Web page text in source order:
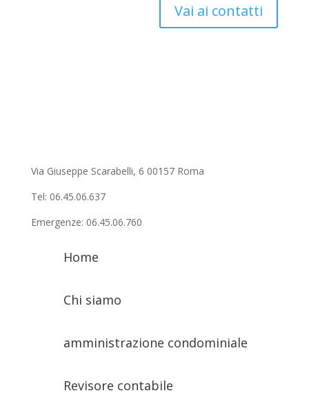
Vai ai contatti
Via Giuseppe Scarabelli, 6 00157 Roma
Tel: 06.45.06.637
Emergenze: 06.45.06.760
Home
Chi siamo
amministrazione condominiale
Revisore contabile